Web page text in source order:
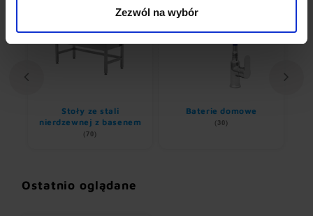
Zezwól na wybór
Stoły ze stali
nierdzewnej z basenem
(70)
Baterie domowe
(30)
Ostatnio oglądane